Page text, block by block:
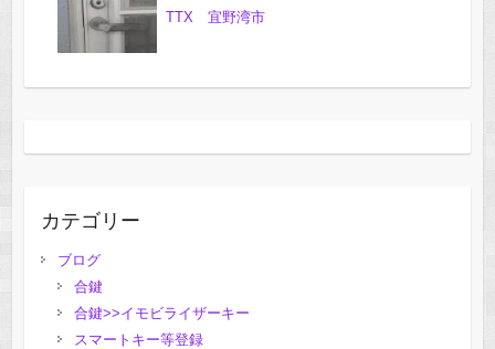
TTX 宜野湾市
カテゴリー
ブログ
合鍵
合鍵>>イモビライザーキー
スマートキー等登録